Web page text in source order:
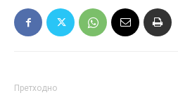
Претходно